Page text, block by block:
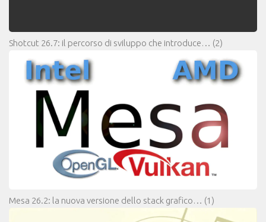
Shotcut 26.7: il percorso di sviluppo che introduce… (2)
Mesa 26.2: la nuova versione dello stack grafico… (1)